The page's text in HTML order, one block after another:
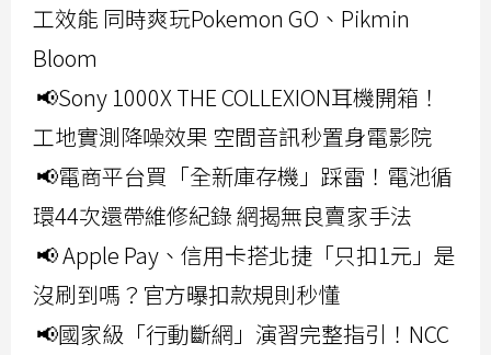
工效能 同時爽玩Pokemon GO、Pikmin
Bloom
📢Sony 1000X THE COLLEXION耳機開箱！
工地實測降噪效果 空間音訊秒置身電影院
📢電商平台買「全新庫存機」踩雷！電池循
環44次還帶維修紀錄 網揭無良賣家手法
📢 Apple Pay、信用卡搭北捷「只扣1元」是
沒刷到嗎？官方曝扣款規則秒懂
📢國家級「行動斷網」演習完整指引！NCC